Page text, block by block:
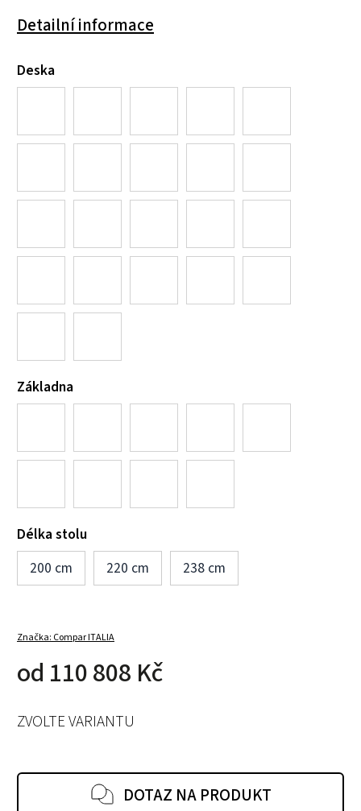
Detailní informace
Deska
Základna
Délka stolu
200 cm
220 cm 238 cm
Značka: Compar ITALIA
od 110 808 Kč
ZVOLTE VARIANTU
DOTAZ NA PRODUKT